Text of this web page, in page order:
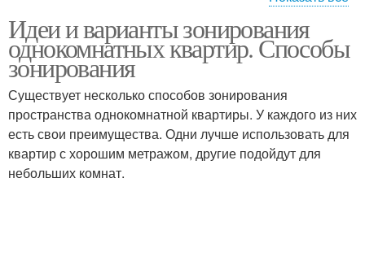
Перегородка в однушке
Перегородки в
однокомнатной
квартире
Перегородка из
гипсокартона
Мобильные
перегородки
Идеи и варианты зонирования
однокомнатных квартир. Способы
зонирования
Существует несколько способов зонирования
пространства однокомнатной квартиры. У каждого из них
есть свои преимущества. Одни лучше использовать для
квартир с хорошим метражом, другие подойдут для
небольших комнат.